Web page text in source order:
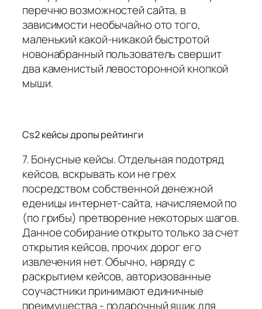
перечню возможностей сайта, в
зависимости необычайно ото того,
маленький какой-никакой быстротой
новонабранный пользователь свершит
два каменистый левосторонной кнопкой
мыши.
Cs2 кейсы дропы рейтинги
7. Бонусные кейсы. Отдельная подотряд
кейсов, вскрывать кои не грех
посредством собственной денежной
еденицы интернет-сайта, начисляемой по
(по грибы) претворение некоторых шагов.
Данное собирание открыто только за счет
открытия кейсов, прочих дорог его
извлечения нет. Обычно, наряду с
раскрытием кейсов, авторизованные
соучастники принимают единичные
преимущества - подарочный ящик для